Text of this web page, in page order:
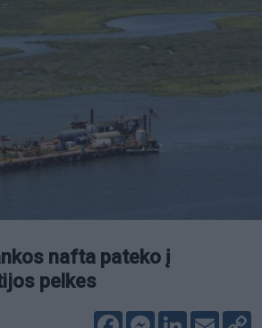
nafta pateko į
pelkes
FacebookMessenger
LinkedIn
Email